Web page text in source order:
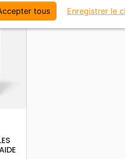
tous Enregistrer le